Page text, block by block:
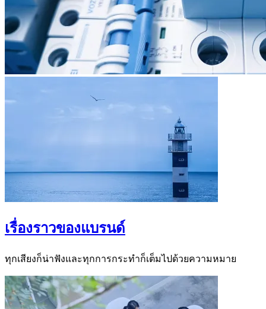
เรื่องราวของแบรนด์
ทุกเสียงก็น่าฟังและทุกการกระทำก็เต็มไปด้วยความหมาย